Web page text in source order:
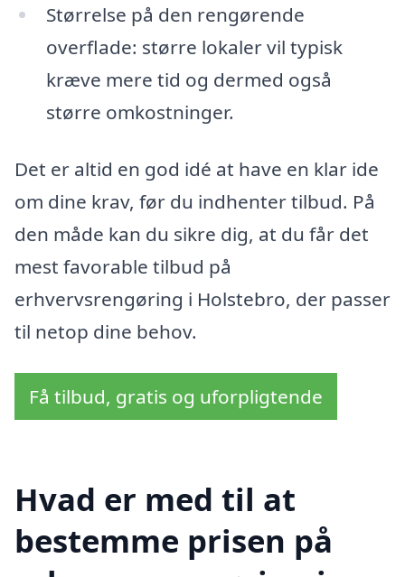
Størrelse på den rengørende
overflade: større lokaler vil typisk
kræve mere tid og dermed også
større omkostninger.
Det er altid en god idé at have en klar ide
om dine krav, før du indhenter tilbud. På
den måde kan du sikre dig, at du får det
mest favorable tilbud på
erhvervsrengøring i Holstebro, der passer
til netop dine behov.
Få tilbud, gratis og uforpligtende
Hvad er med til at
bestemme prisen på